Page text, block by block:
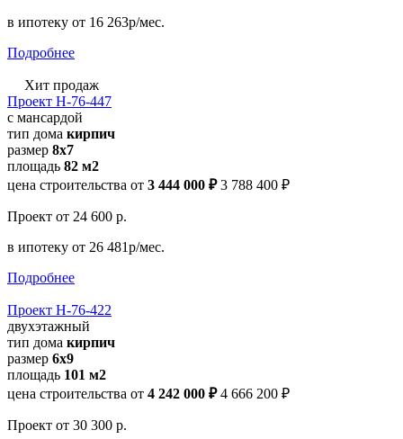
в ипотеку от 16 263р/мес.
Подробнее
Хит продаж
Проект Н-76-447
с мансардой
тип дома кирпич
размер 8х7
площадь 82 м2
цена строительства от 3 444 000 ₽ 3 788 400 ₽
Проект от 24 600 р.
в ипотеку от 26 481р/мес.
Подробнее
Проект Н-76-422
двухэтажный
тип дома кирпич
размер 6х9
площадь 101 м2
цена строительства от 4 242 000 ₽ 4 666 200 ₽
Проект от 30 300 р.